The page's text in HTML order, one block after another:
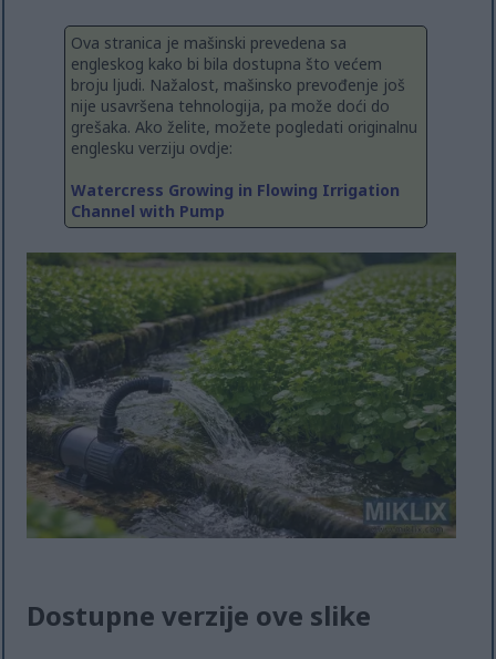
Ova stranica je mašinski prevedena sa
engleskog kako bi bila dostupna što većem
broju ljudi. Nažalost, mašinsko prevođenje još
nije usavršena tehnologija, pa može doći do
grešaka. Ako želite, možete pogledati originalnu
englesku verziju ovdje:
Watercress Growing in Flowing Irrigation
Channel with Pump
Dostupne verzije ove slike